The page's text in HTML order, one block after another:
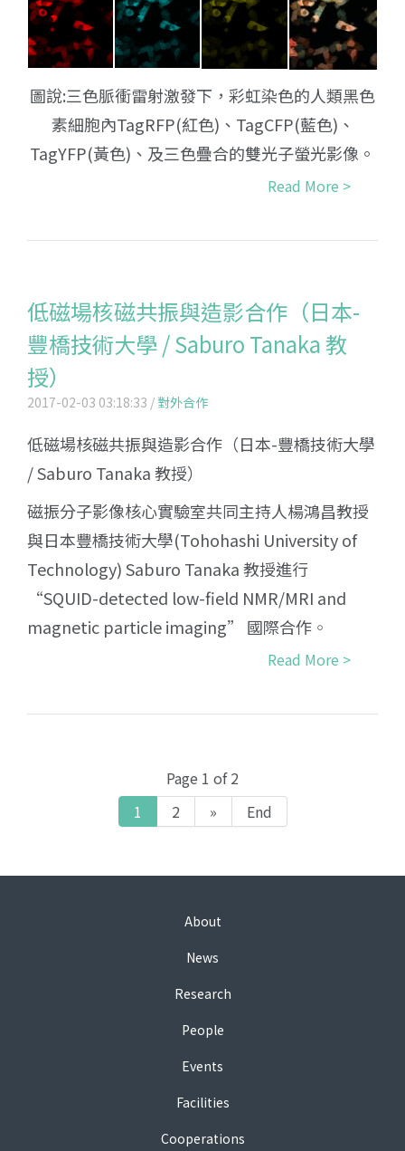
圖說:三色脈衝雷射激發下，彩虹染色的人類黑色
素細胞內TagRFP(紅色)、TagCFP(藍色)、
TagYFP(黃色)、及三色疊合的雙光子螢光影像。
Read More >
低磁場核磁共振與造影合作（日本-
豐橋技術大學 / Saburo Tanaka 教
授）
2017-02-03 03:18:33 / 對外合作
低磁場核磁共振與造影合作（日本-豐橋技術大學
/ Saburo Tanaka 教授）
磁振分子影像核心實驗室共同主持人楊鴻昌教授
與日本豐橋技術大學(Tohohashi University of
Technology) Saburo Tanaka 教授進行
“SQUID-detected low-field NMR/MRI and
magnetic particle imaging” 國際合作◦
Read More >
Page 1 of 2
1
2 » End
About
News
Research
People
Events
Facilities
Cooperations